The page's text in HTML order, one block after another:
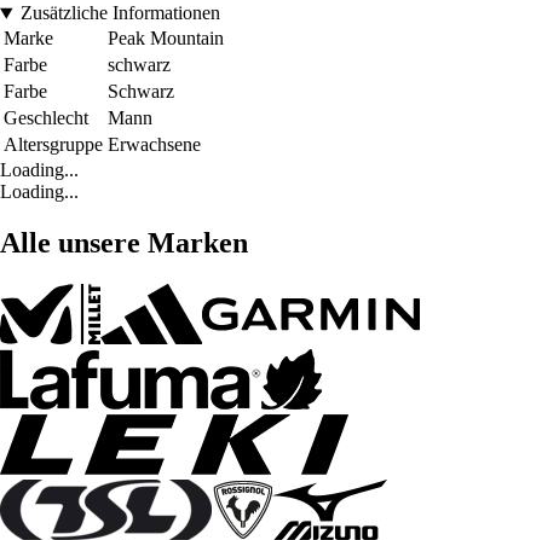
Zusätzliche Informationen
Marke
Peak Mountain
Farbe
schwarz
Farbe
Schwarz
Geschlecht
Mann
Altersgruppe Erwachsene
Loading...
Loading...
Alle unsere Marken